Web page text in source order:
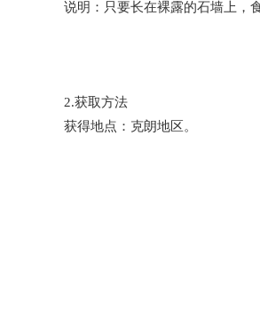
说明：只要长在裸露的石墙上，
2.获取方法
获得地点：克朗地区。